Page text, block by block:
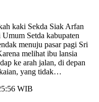
kaki Sekda Siak Arfan
Setda kabupaten
menuju pasar pagi Sri
melihat ibu lansia
ke arah jalan, di depan
yang tidak…
WIB